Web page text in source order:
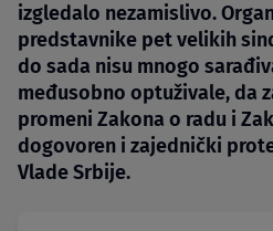
izgledalo nezamislivo.
predstavnike pet velikih
do sada nisu mnogo
međusobno optuživale, da
promeni Zakona o radu i
dogovoren i zajednički
Vlade Srbije.